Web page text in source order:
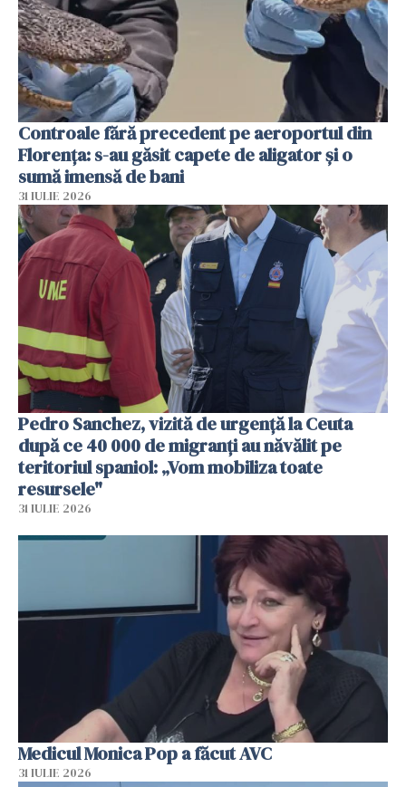
Controale fără precedent pe aeroportul din
Florența: s-au găsit capete de aligator și o
sumă imensă de bani
31 IULIE 2026
Pedro Sanchez, vizită de urgență la Ceuta
după ce 40 000 de migranți au năvălit pe
teritoriul spaniol: „Vom mobiliza toate
resursele"
31 IULIE 2026
Medicul Monica Pop a făcut AVC
31 IULIE 2026